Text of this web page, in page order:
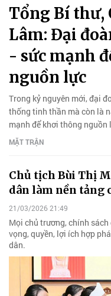
Tổng Bí thư,
Lâm: Đại
- sức mạnh
nguồn lực
Trong kỷ nguyên mới, đại
thống tinh thần mà còn là
mạnh để khơi thông
MẶT TRẬN
Chủ tịch Bùi Thị
dân làm nền tảng
21/03/2026 21:49
Mọi chủ trương, chính
vọng, quyền, lợi ích hợp
dân.